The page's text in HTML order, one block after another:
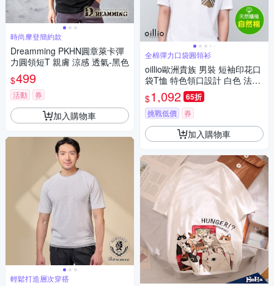
時尚摩登簡約款
Dreamming PKHN圓章萊卡彈
力圓領短T 親膚 涼感 透氣-黑色
$499
活動 券
加入購物車
輕鬆打造層次穿搭
全棉彈力口袋圓領衫
oillio歐洲貴族 男裝 短袖印花口
袋T恤 特色領口設計 白色 法國
品牌 有大尺碼
$1,092 65折
挑戰低價 券
加入購物車